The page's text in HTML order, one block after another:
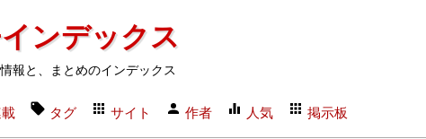
ンデックス
報と、まとめのインデックス
タグ サイト 作者 人気 掲示板